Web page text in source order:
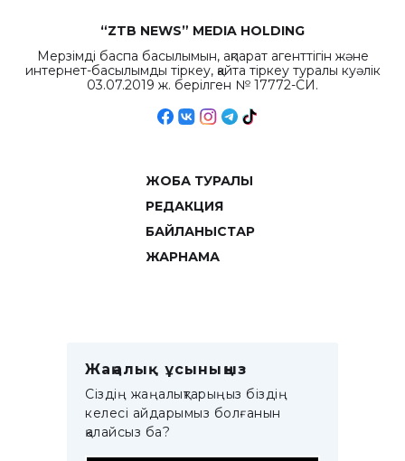
“ZTB NEWS” MEDIA HOLDING
Мерзімді баспа басылымын, ақпарат агенттігін және
интернет-басылымды тіркеу, қайта тіркеу туралы куәлік
03.07.2019 ж. берілген № 17772-СИ.
ЖОБА ТУРАЛЫ
РЕДАКЦИЯ
БАЙЛАНЫСТАР
ЖАРНАМА
Жаңалық ұсыныңыз
Сіздің жаңалықтарыңыз біздің
келесі айдарымыз болғанын
қалайсыз ба?